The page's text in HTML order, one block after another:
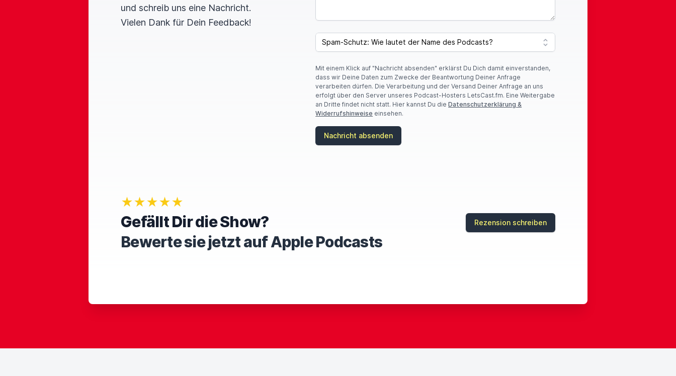
und schreib uns eine Nachricht.
Vielen Dank für Dein Feedback!
SPAM CAPTCHA
Mit einem Klick auf "Nachricht absenden" erklärst Du Dich damit einverstanden,
dass wir Deine Daten zum Zwecke der Beantwortung Deiner Anfrage
verarbeiten dürfen. Die Verarbeitung und der Versand Deiner Anfrage an uns
erfolgt über den Server unseres Podcast-Hosters LetsCast.fm. Eine Weitergabe
an Dritte findet nicht statt. Hier kannst Du dieDatenschutzerklärung &
Widerrufshinweise einsehen.
Nachricht absenden
★★★★★
Gefällt Dir die Show?
Bewerte sie jetzt auf Apple Podcasts
Rezension schreiben